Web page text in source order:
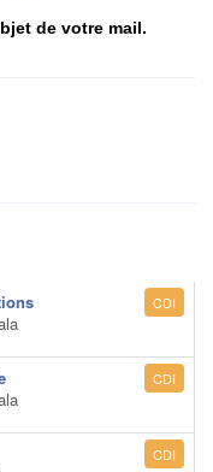
de votre mail.
CDI
CDI
CDI